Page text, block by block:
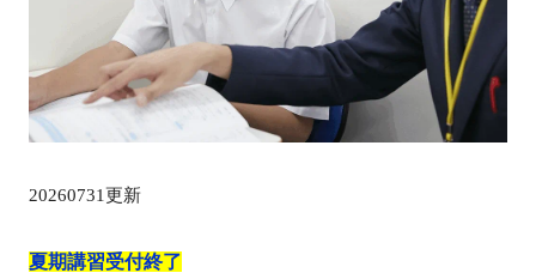
20260731更新
夏期講習受付終了